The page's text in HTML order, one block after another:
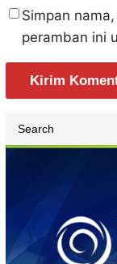
Simpan
peramban ini
e